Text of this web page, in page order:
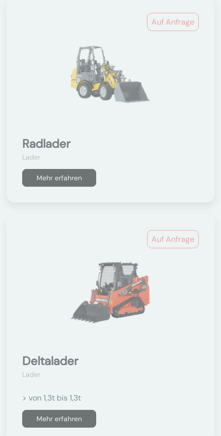
Auf Anfrage
Radlader
Lader
Mehr erfahren
Auf Anfrage
Deltalader
Lader
> von 1,3t bis 1,3t
Mehr erfahren